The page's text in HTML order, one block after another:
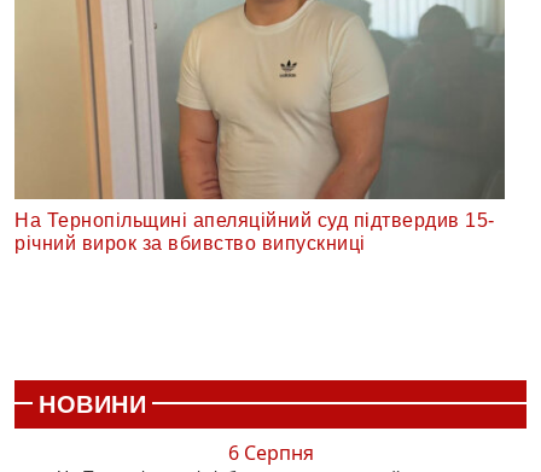
На Тернопільщині апеляційний суд підтвердив 15-
річний вирок за вбивство випускниці
НОВИНИ
6 Серпня